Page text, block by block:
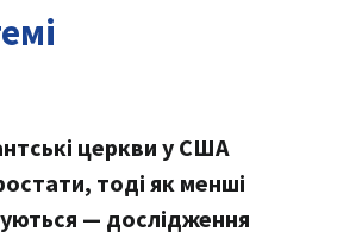
церкви у США
тоді як менші
— дослідження